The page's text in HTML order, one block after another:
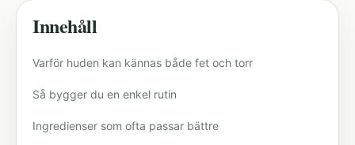
Innehåll
Varför huden kan kännas både fet och torr
Så bygger du en enkel rutin
Ingredienser som ofta passar bättre